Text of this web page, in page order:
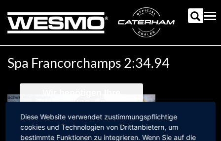
zum
Inhalt
Spa Francorchamps 2:34.94
Zustimmung, um den
Wir verwenden einen Service eines
Drittanbieters, um Videoinhalte
Diese Website verwendet zustimmungspflichtige
cookies und Technologien von Drittanbietern, um
bestimmte Funktionen zu integrieren. Wenn Sie auf die